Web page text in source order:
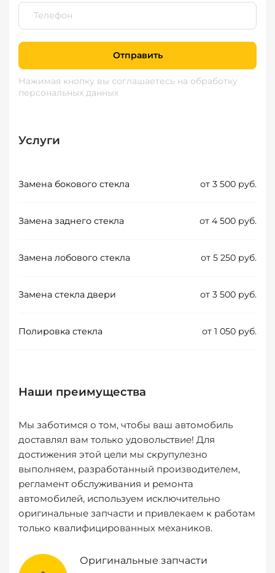
Отправить
Нажимая кнопку вы соглашаетесь на обработку
персональных данных
Услуги
Замена бокового стекла от 3 500 руб.
Замена заднего стекла от 4 500 руб.
Замена лобового стекла от 5 250 руб.
Замена стекла двери от 3 500 руб.
Полировка стекла от 1 050 руб.
Наши преимущества
Мы заботимся о том, чтобы ваш автомобиль
доставлял вам только удовольствие! Для
достижения этой цели мы скрупулезно
выполняем, разработанный производителем,
регламент обслуживания и ремонта
автомобилей, используем исключительно
оригинальные запчасти и привлекаем к работам
только квалифицированных механиков.
Оригинальные запчасти